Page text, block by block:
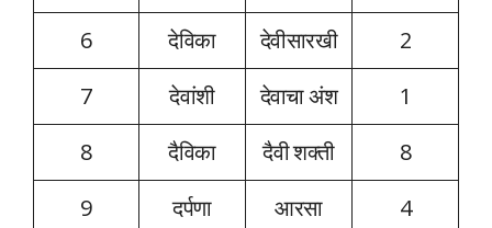
6 देविका देवीसारखी
2
7
देवांशी देवाचा अंश
1
8
दैविका दैवी शक्ती
8
9
दर्पणा आरसा
4